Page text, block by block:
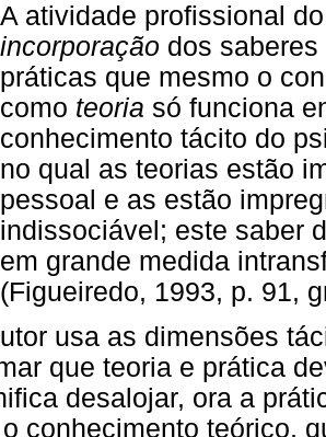
A atividade profissional
incorporação dos
práticas que mesmo o
como teoria só funciona
conhecimento tácito do
no qual as teorias estão
pessoal e as estão
indissociável; este saber
em grande medida
(Figueiredo, 1993, p. 91,
usa as dimensões
que teoria e prática
desalojar, ora a
conhecimento teórico,